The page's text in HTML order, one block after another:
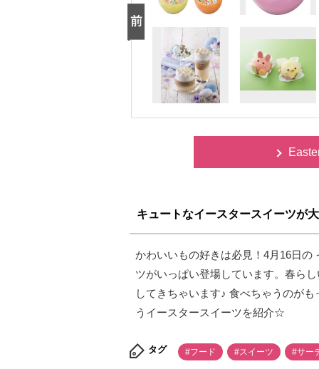
キュートなイースタースイーツが
かわいいもの好きは必見！4月16日
ツがいっぱい登場しています。春ら
してきちゃいます♪ 食べちゃうのが
うイースタースイーツを紹介☆
タグ #フード #スイーツ #サー